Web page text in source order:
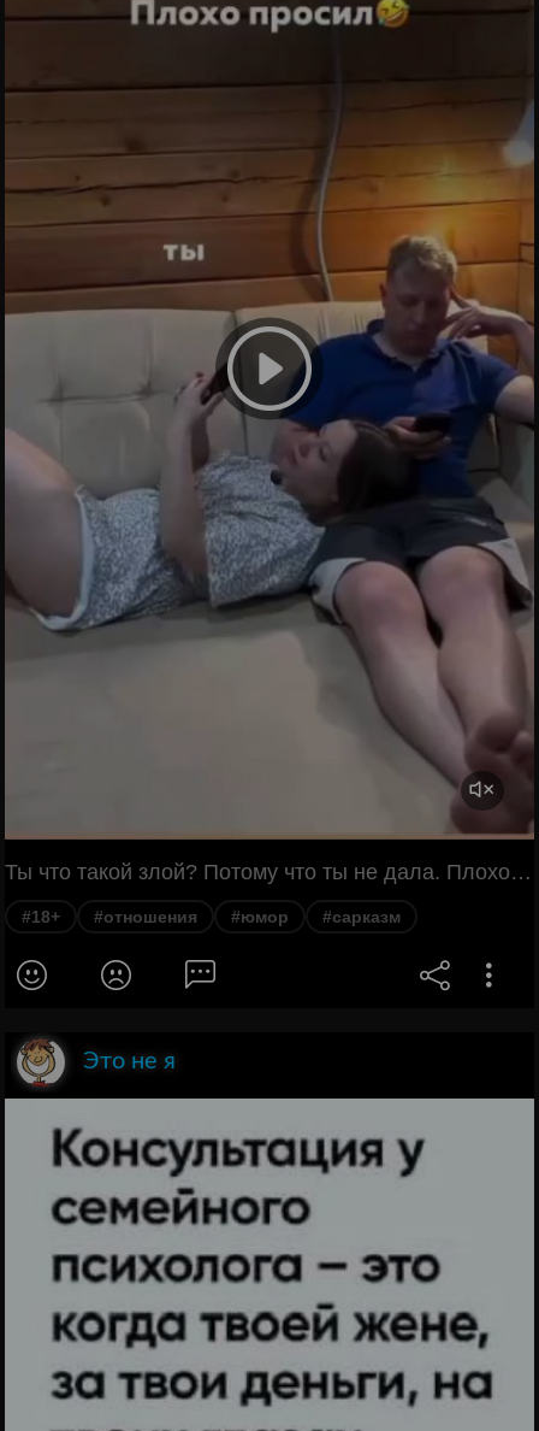
Ты что такой злой? Потому что ты не дала. Плохо просил. А как я тебя должен был просить? Любимая, у меня мамка больная, нас папка бросил. Снимай трусы, я сирота! Плохо просил 😂
#18+ #отношения #юмор #сарказм
Это не я